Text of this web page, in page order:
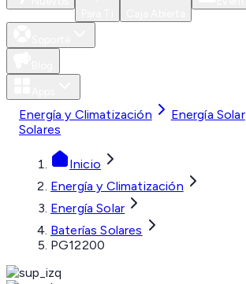
Energía y Climatización Energía Solar
Solares
Inicio
Energía y Climatización
Energía Solar
Baterías Solares
PG12200